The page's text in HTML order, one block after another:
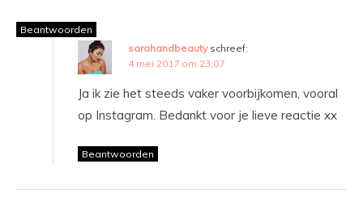
Beantwoorden
sarahandbeauty schreef:
4 mei 2017 om 23:07
Ja ik zie het steeds vaker voorbijkomen, vooral
op Instagram. Bedankt voor je lieve reactie xx
Beantwoorden